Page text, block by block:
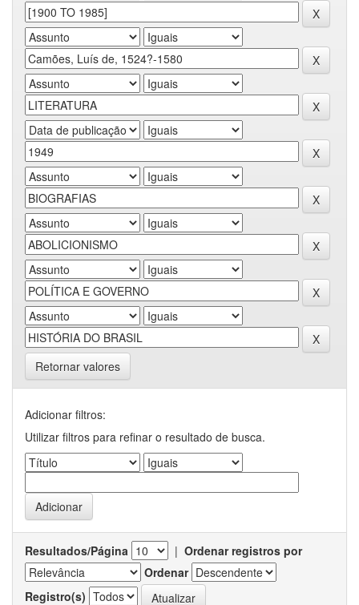
Retornar valores
Adicionar filtros:
Utilizar filtros para refinar o resultado de busca.
Resultados/Página | Ordenar registros por
Ordenar
Registro(s)